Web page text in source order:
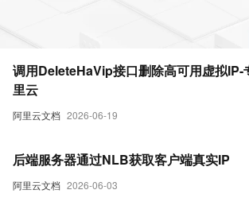
阿里云文档 2026-06-19
调用DeleteHaVip接口删除高可用虚拟IP-
里云
阿里云文档 2026-06-03
后端服务器通过NLB获取客户端真实IP